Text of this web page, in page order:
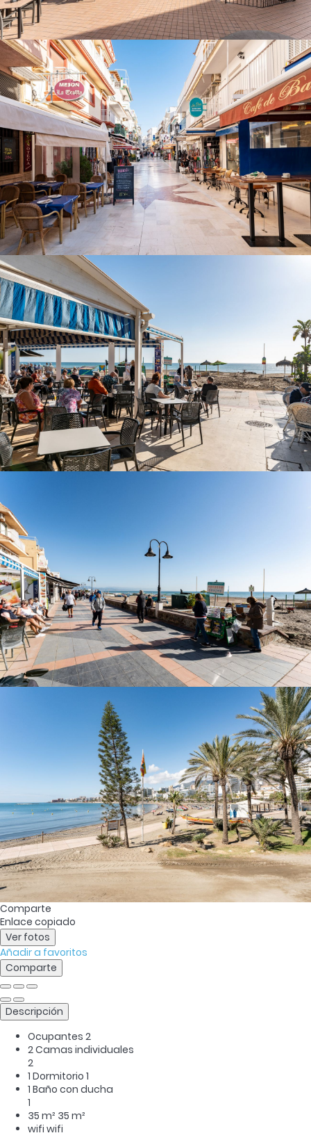
Comparte
Enlace copiado
Ver fotos
Añadir a favoritos
Comparte
Descripción
Ocupantes 2
2 Camas individuales
2
1 Dormitorio 1
1 Baño con ducha
1
35 m² 35 m²
wifi wifi